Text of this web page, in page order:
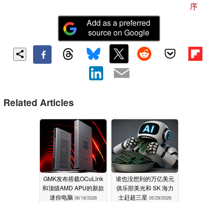
序
Add as a preferred
source on Google
Related Articles
GMK发布搭载OCuLink
和顶级AMD APU的新款
迷你电脑 06/18/2026
谁也没想到的万亿美元
俱乐部美光和 SK 海力
士赶超三星 05/29/2026